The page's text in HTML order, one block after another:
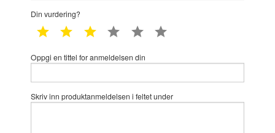
Din vurdering?
1 star 2 star 3 star 4 star 5 star
Oppgi en tittel for anmeldelsen din
Skriv inn produktanmeldelsen i feltet under